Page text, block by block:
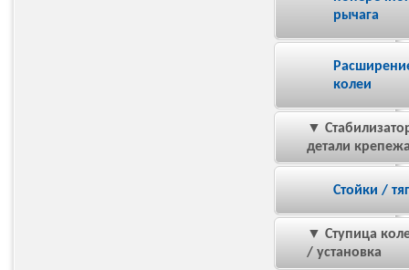
рычага
колеи
▼
детали
Стойки /
▼ Ступица
/ установка